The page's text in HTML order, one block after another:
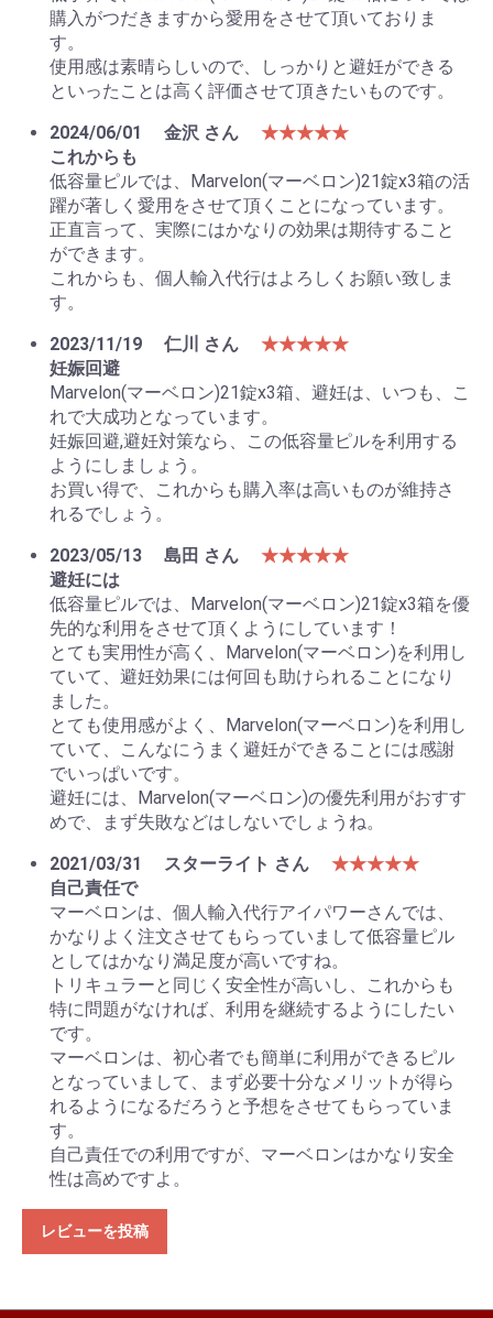
購入がつだきますから愛用をさせて頂いておりま
す。
使用感は素晴らしいので、しっかりと避妊ができる
といったことは高く評価させて頂きたいものです。
2024/06/01
金沢 さん
★★★★★
これからも
低容量ピルでは、Marvelon(マーベロン)21錠x3箱の活
躍が著しく愛用をさせて頂くことになっています。
正直言って、実際にはかなりの効果は期待すること
ができます。
これからも、個人輸入代行はよろしくお願い致しま
す。
2023/11/19
仁川 さん
★★★★★
妊娠回避
Marvelon(マーベロン)21錠x3箱、避妊は、いつも、こ
れで大成功となっています。
妊娠回避,避妊対策なら、この低容量ピルを利用する
ようにしましょう。
お買い得で、これからも購入率は高いものが維持さ
れるでしょう。
2023/05/13
島田 さん
★★★★★
避妊には
低容量ピルでは、Marvelon(マーベロン)21錠x3箱を優
先的な利用をさせて頂くようにしています！
とても実用性が高く、Marvelon(マーベロン)を利用し
ていて、避妊効果には何回も助けられることになり
ました。
とても使用感がよく、Marvelon(マーベロン)を利用し
ていて、こんなにうまく避妊ができることには感謝
でいっぱいです。
避妊には、Marvelon(マーベロン)の優先利用がおすす
めで、まず失敗などはしないでしょうね。
2021/03/31
スターライト さん
★★★★★
自己責任で
マーベロンは、個人輸入代行アイパワーさんでは、
かなりよく注文させてもらっていまして低容量ピル
としてはかなり満足度が高いですね。
トリキュラーと同じく安全性が高いし、これからも
特に問題がなければ、利用を継続するようにしたい
です。
マーベロンは、初心者でも簡単に利用ができるピル
となっていまして、まず必要十分なメリットが得ら
れるようになるだろうと予想をさせてもらっていま
す。
自己責任での利用ですが、マーベロンはかなり安全
性は高めですよ。
レビューを投稿